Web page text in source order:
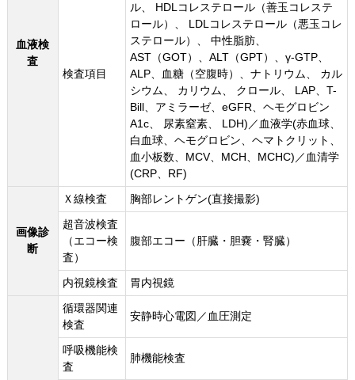
血液検
査
検査項目
ル、 HDLコレステロール（善玉コレステ
ロール）、 LDLコレステロール（悪玉コレ
ステロール）、 中性脂肪、
AST（GOT）、ALT（GPT）、γ-GTP、
ALP、血糖（空腹時）、ナトリウム、 カル
シウム、 カリウム、 クロール、 LAP、T-
Bill、アミラーゼ、eGFR、ヘモグロビン
A1c、 尿素窒素、 LDH)／血液学(赤血球、
白血球、ヘモグロビン、ヘマトクリット、
血小板数、MCV、MCH、MCHC)／血清学
(CRP、RF)
画像診
断
Ｘ線検査
胸部レントゲン(直接撮影)
超音波検査
（エコー検
査）
腹部エコー（肝臓・胆嚢・腎臓）
内視鏡検査 胃内視鏡
循環器関連
検査
安静時心電図／血圧測定
呼吸機能検
査
肺機能検査